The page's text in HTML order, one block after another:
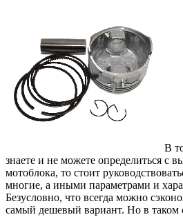
В
знаете и не можете определиться с
мотоблока, то стоит
многие, а иными параметрами и
Безусловно, что всегда можно
самый дешевый вариант. Но в таком